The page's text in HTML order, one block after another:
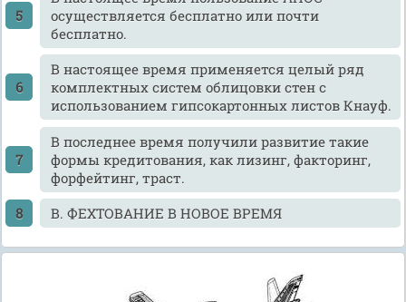
осуществляется бесплатно или почти
бесплатно.
В настоящее время применяется целый ряд
комплектных систем облицовки стен с
использованием гипсокартонных листов Кнауф.
В последнее время получили развитие такие
формы кредитования, как лизинг, факторинг,
форфейтинг, траст.
В. ФЕХТОВАНИЕ В НОВОЕ ВРЕМЯ